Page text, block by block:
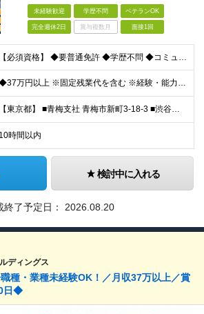
未経験歓迎 学歴不問 ベテランOK
完全週休2日 賞与複数月 面接1回
【必須資格】 ◆要普通免許 ◆学歴不問 ◆コミュニケーション能力に自信のある方 ⇒お客様との関係をより良いものにしてください◎ ◆計画性を持って積極的に行動できる方 ⇒先のことを考えてお客様
◆37万円以上 ※固定残業代を含む ※経験・能力を考慮 ※決算賞与あり 【固定残業代】14万円/45時間 ※固定残業代は残業がない場合も支給し、超過分は別途支給する ※超過分は別途全額支給 ・一律手
【東京都】 ■青梅支社 青梅市新町3-18-3 ■渋谷支社 渋谷区渋谷1-6-5 ■新宿支社 新宿区新宿3-11-10 ■池袋支社 豊島区東池袋1-35-5 ■両国支社 墨田区江東橋1-12-8KDビ
10時間以内
検討中に入れる
終了予定日： 2026.08.20
ディングス
種・業種未経験OK！／月収37万以上／賞
日◆